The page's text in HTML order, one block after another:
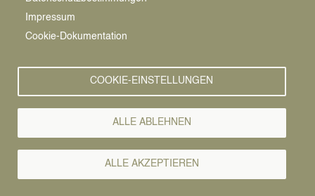
News
Impressum
Cookie-Dokumentation
COOKIE-EINSTELLUNGEN
ALLE ABLEHNEN
ALLE AKZEPTIEREN